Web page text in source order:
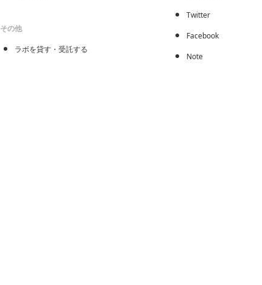
その他
ラボを貸す・受託する
Twitter
Facebook
Note